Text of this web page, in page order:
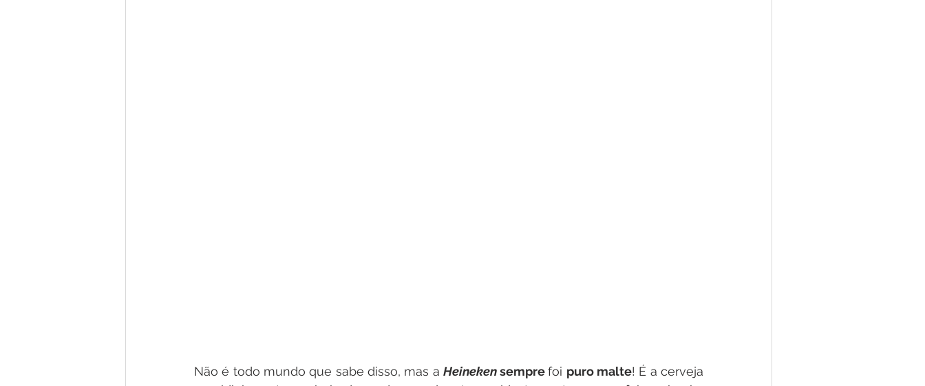
Não é todo mundo que sabe disso, mas a Heineken sempre foi puro malte! É a cerveja